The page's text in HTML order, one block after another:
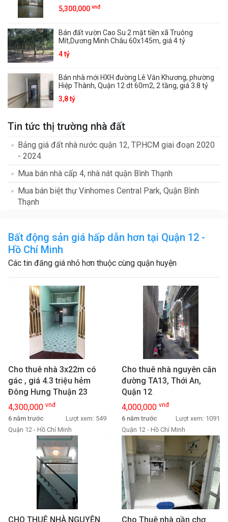
5,300,000 vnđ
Bán đất vườn Cao Su 2 mặt tiền xã Truông
Mít,Dương Minh Châu 60x145m, giá 4 tỷ
4 tỷ
Bán nhà mới HXH đường Lê Văn Khương, phường
Hiệp Thành, Quận 12 dt 60m2, 2 tầng, giá 3.8 tỷ
3,8 tỷ
Tin tức thị trường nhà đất
Bảng giá đất nhà nước quận 12, TP.HCM giai đoạn 2020
- 2024
Mua bán nhà cấp 4, nhà nát quận Bình Thạnh
Mua bán biệt thự Vinhomes Central Park, Quận Bình
Thạnh
Bất động sản giá hấp dẫn hơn tại Quận 12 -
Hồ Chí Minh
Các tin đăng giá nhỏ hơn thuộc cùng quận huyện
Cho thuê nhà 3x22m có
gác , giá 4.3 triệu hẻm
Đông Hưng Thuận 23
4,300,000 vnđ
6 năm trước
Lượt xem: 549
Quận 12 - Hồ Chí Minh
Cho thuê nhà nguyên căn
đường TA13, Thới An,
Quận 12
4,000,000 vnđ
6 năm trước
Lượt xem: 1091
Quận 12 - Hồ Chí Minh
CHO THUÊ NHÀ NGUYÊN Cho Thuê nhà gần chợ